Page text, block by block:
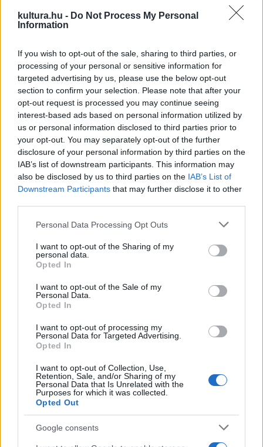
kultura.hu - Do Not Process My Personal
Information
If you wish to opt-out of the sale, sharing to third parties, or
processing of your personal or sensitive information for
targeted advertising by us, please use the below opt-out
section to confirm your selection. Please note that after your
opt-out request is processed you may continue seeing
interest-based ads based on personal information utilized by
us or personal information disclosed to third parties prior to
your opt-out. You may separately opt-out of the further
disclosure of your personal information by third parties on the
IAB’s list of downstream participants. This information may
also be disclosed by us to third parties on the IAB’s List of
Downstream Participants that may further disclose it to other
Please note that this website/app uses one or more Google
not limited to your visit or usage behaviour. You may click to
grant or deny consent to Google and its third-party tags to
use your data for below specified purposes in below Google
consent section.
Personal Data Processing Opt Outs
I want to opt-out of the Sharing of my
personal data.
Opted In
I want to opt-out of the Sale of my
Personal Data.
Opted In
I want to opt-out of processing my
Personal Data for Targeted Advertising.
Opted In
I want to opt-out of Collection, Use,
Retention, Sale, and/or Sharing of my
Personal Data that Is Unrelated with the
Purposes for which it was collected.
Opted Out
Google consents
hogy a pécsi önkormányzat például az idei évre szóló
ötmillió forintos működési támogatását méltányosságból
nem részletekben, hanem egy összegben utalja át, ez
egyhavi bérköltségük fedezését teszi lehetővé.
Kiemelték: miután Nagy Bandó András humorista elsőként
ajánlotta fel, hogy előadói estet tart náluk, s annak
bevételét a színháznak adományozta, a következő
időszakban több ilyen alkalom is lesz, így
rendszeresen játszó színészek és az ő
lépnek színpadra,
míg Koltai Róbert március 29-én tart önálló estet, Bősze
Ádám zenetörténész pedig áprilisban érkezik szintén a
A Pécsi Harmadik Színház is részt vesz a színházi világ
legjelentősebb nemzetközi seregszemléje, az idén
Magyarországon zajló jubileumi, X. Színházi Olimpia
rendezvénysorozatában: így az Aradi Kamaraszínház és a
Szegedi Pinceszínház közös előadásában Csokonai
tündérbohózata, aKarnyóné
érkezik a teátrumba áprilisban,